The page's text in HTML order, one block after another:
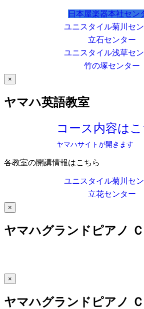
日本屋楽器本社セン
ユニスタイル菊川セ
立石センター
ユニスタイル浅草セ
竹の塚センター
×
ヤマハ英語教室
コース内容は
ヤマハサイトが開きます
各教室の開講情報はこちら
ユニスタイル菊川セ
立花センター
×
ヤマハグランドピアノ
×
ヤマハグランドピアノ